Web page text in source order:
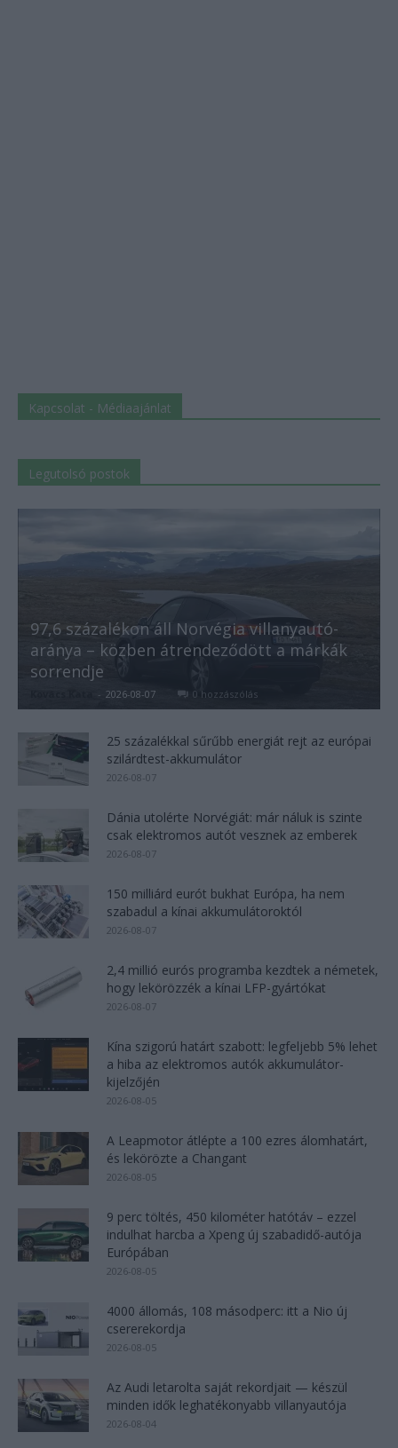
Kapcsolat - Médiaajánlat
Legutolsó postok
97,6 százalékon áll Norvégia villanyautó-
aránya – közben átrendeződött a márkák
sorrendje
- 2026-08-07 0 hozzászólás
25 százalékkal sűrűbb energiát rejt az európai
szilárdtest-akkumulátor
2026-08-07
Dánia utolérte Norvégiát: már náluk is szinte
csak elektromos autót vesznek az emberek
2026-08-07
150 milliárd eurót bukhat Európa, ha nem
szabadul a kínai akkumulátoroktól
2026-08-07
2,4 millió eurós programba kezdtek a németek,
hogy lekörözzék a kínai LFP-gyártókat
2026-08-07
Kína szigorú határt szabott: legfeljebb 5% lehet
a hiba az elektromos autók akkumulátor-
kijelzőjén
2026-08-05
A Leapmotor átlépte a 100 ezres álomhatárt,
és lekörözte a Changant
2026-08-05
9 perc töltés, 450 kilométer hatótáv – ezzel
indulhat harcba a Xpeng új szabadidő-autója
Európában
2026-08-05
4000 állomás, 108 másodperc: itt a Nio új
csererekordja
2026-08-05
Az Audi letarolta saját rekordjait — készül
minden idők leghatékonyabb villanyautója
2026-08-04